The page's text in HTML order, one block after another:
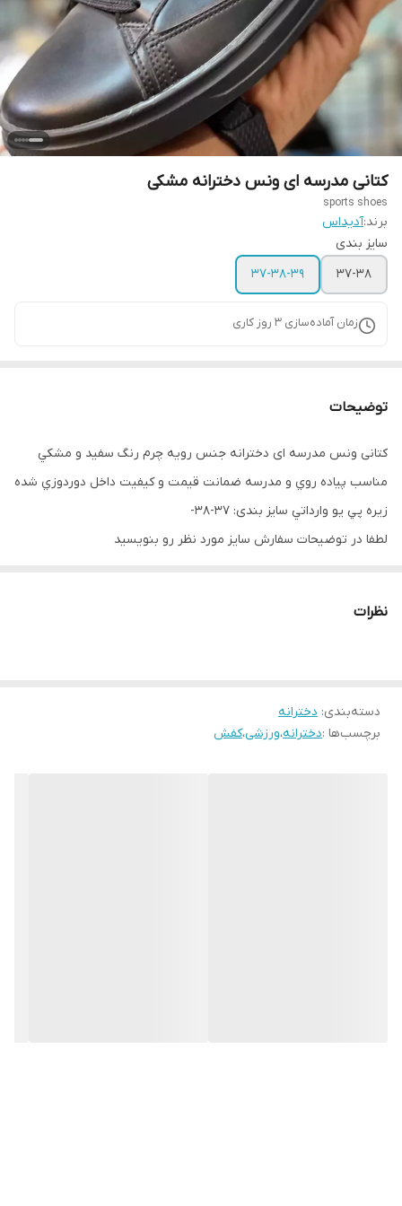
کتانی مدرسه ای ونس دخترانه مشکی
sports shoes
برند:آدیداس
سایز بندی
37-38
37-38-39
زمان آماده‌سازی 3 روز کاری
توضیحات
کتانی ونس مدرسه ای دخترانه جنس رويه چرم رنگ سفيد و مشكي
مناسب پياده روي و مدرسه ضمانت قيمت و كيفيت داخل دوردوزي شده
زيره پي يو وارداتي سایز بندی: 37-38-
لطفا در توضيحات سفارش سايز مورد نظر رو بنويسيد
نظرات
دسته‌بندی: دخترانه
برچسب‌ها :دخترانه،ورزشی،کفش